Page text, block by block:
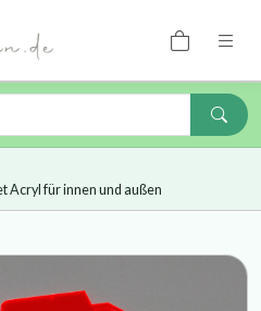
Acryl für innen und außen